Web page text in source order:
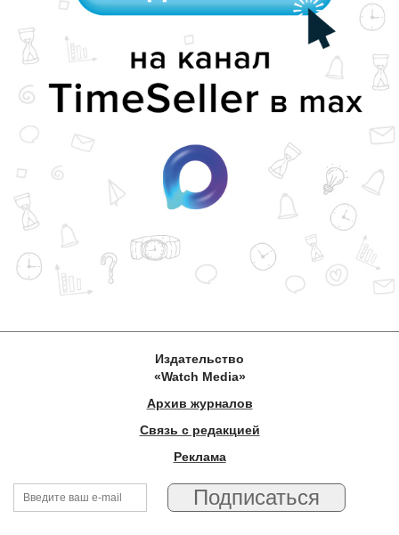
Издательство
«Watch Media»
Архив журналов
Связь с редакцией
Реклама